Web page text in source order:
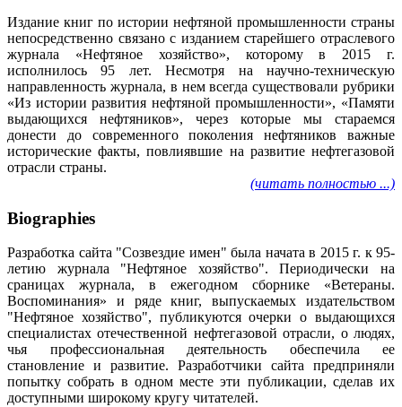
Издание книг по истории нефтяной промышленности страны
непосредственно связано с изданием старейшего отраслевого
журнала «Нефтяное хозяйство», которому в 2015 г.
исполнилось 95 лет. Несмотря на научно-техническую
направленность журнала, в нем всегда существовали рубрики
«Из истории развития нефтяной промышленности», «Памяти
выдающихся нефтяников», через которые мы стараемся
донести до современного поколения нефтяников важные
исторические факты, повлиявшие на развитие нефтегазовой
отрасли страны.
(читать полностью ...)
Biographies
Разработка сайта "Созвездие имен" была начата в 2015 г. к 95-
летию журнала "Нефтяное хозяйство". Периодически на
сраницах журнала, в ежегодном сборнике «Ветераны.
Воспоминания» и ряде книг, выпускаемых издательством
"Нефтяное хозяйство", публикуются очерки о выдающихся
специалистах отечественной нефтегазовой отрасли, о людях,
чья профессиональная деятельность обеспечила ее
становление и развитие. Разработчики сайта предприняли
попытку собрать в одном месте эти публикации, сделав их
доступными широкому кругу читателей.